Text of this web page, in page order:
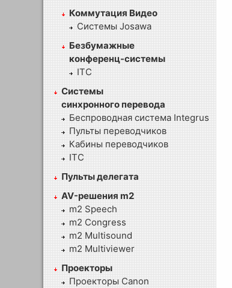
Коммутация Видео
Системы Josawa
Безбумажные
конференц-системы
ITC
Системы
синхронного перевода
Беспроводная система Integrus
Пульты переводчиков
Кабины переводчиков
ITC
Пульты делегата
AV-решения m2
m2 Speech
m2 Congress
m2 Multisound
m2 Multiviewer
Проекторы
Проекторы Canon